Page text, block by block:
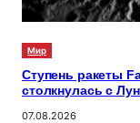
Мир
Ступень ракеты
столкнулась с
07.08.2026